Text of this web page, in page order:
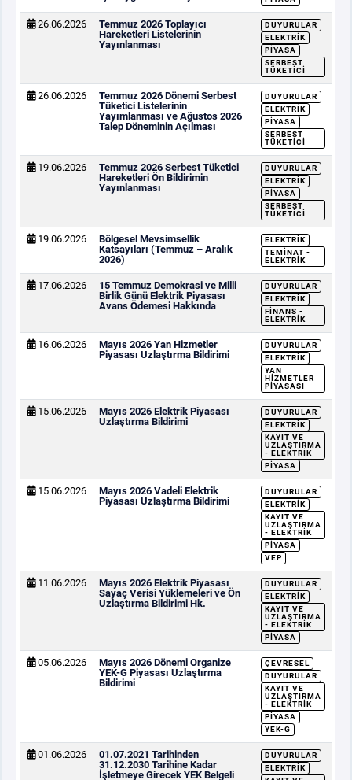
26.06.2026
Temmuz 2026 Toplayıcı
Hareketleri Listelerinin
Yayınlanması
DUYURULAR
ELEKTRIK
PIYASA
SERBEST
TÜKETICI
26.06.2026
Temmuz 2026 Dönemi Serbest
Tüketici Listelerinin
Yayımlanması ve Ağustos 2026
Talep Döneminin Açılması
DUYURULAR
ELEKTRIK
PIYASA
SERBEST
TÜKETICI
19.06.2026
Temmuz 2026 Serbest Tüketici
Hareketleri Ön Bildirimin
Yayınlanması
DUYURULAR
ELEKTRIK
PIYASA
SERBEST
TÜKETICI
19.06.2026
Bölgesel Mevsimsellik
Katsayıları (Temmuz – Aralık
2026)
ELEKTRIK
TEMINAT -
ELEKTRIK
17.06.2026
15 Temmuz Demokrasi ve Milli
Birlik Günü Elektrik Piyasası
Avans Ödemesi Hakkında
DUYURULAR
ELEKTRIK
FINANS -
ELEKTRIK
16.06.2026
Mayıs 2026 Yan Hizmetler
Piyasası Uzlaştırma Bildirimi
DUYURULAR
ELEKTRIK
YAN
HIZMETLER
PIYASASI
15.06.2026
Mayıs 2026 Elektrik Piyasası
Uzlaştırma Bildirimi
DUYURULAR
ELEKTRIK
KAYIT VE
UZLAŞTIRMA
- ELEKTRIK
PIYASA
15.06.2026
Mayıs 2026 Vadeli Elektrik
Piyasası Uzlaştırma Bildirimi
DUYURULAR
ELEKTRIK
KAYIT VE
UZLAŞTIRMA
- ELEKTRIK
PIYASA
VEP
11.06.2026
Mayıs 2026 Elektrik Piyasası
Sayaç Verisi Yüklemeleri ve Ön
Uzlaştırma Bildirimi Hk.
DUYURULAR
ELEKTRIK
KAYIT VE
UZLAŞTIRMA
- ELEKTRIK
PIYASA
05.06.2026
Mayıs 2026 Dönemi Organize
YEK-G Piyasası Uzlaştırma
Bildirimi
ÇEVRESEL
DUYURULAR
KAYIT VE
UZLAŞTIRMA
- ELEKTRIK
PIYASA
YEK-G
01.06.2026
01.07.2021 Tarihinden
31.12.2030 Tarihine Kadar
İşletmeye Girecek YEK Belgeli
DUYURULAR
ELEKTRIK